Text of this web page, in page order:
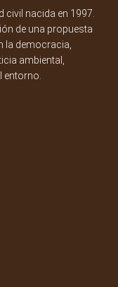
nacida en 1997.
de una propuesta
la democracia,
ambiental,
entorno.